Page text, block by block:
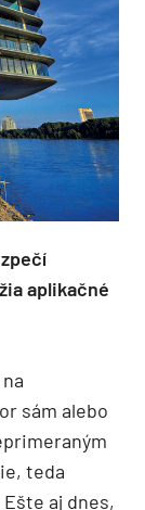
aplikačné
sám alebo
teda
aj dnes,